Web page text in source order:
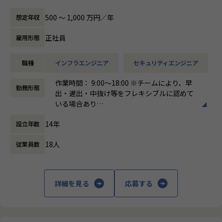
展する企業です。そして、社員全員が燃え続
ます。お客様に対する長期的な貢献を果たす
支えるインフラ基盤・セキュリティ統制・監視体制を全社横
断で整備・強化していくフェーズにあります。
現在、一部プロダクトのAWSからGoogle Cloud への移行を
はじめ、各プロダクトの脆弱性対応やセキュリティガバナン
かつスケーラブルに進化させる中核メンバーを求めていま
▼求める人物像
「一流であれ」「自ら仕掛ける」「ヒトをつくる」「本気を
複数プロダクトを横断し、当事者意識を持って課題を完遂で
未整備の課題を自ら発見し、仕組みとして解決することにや
ポジションの魅力
全社の技術基盤を「設計する」立場
特定プロダクトの運用担当ではなく、オープングループ全体
のインフラ・セキュリティ・監視の標準を自ら定義していく
想定年収 500 〜 1,000 万円／年
雇用形態 正社員
職種 インフラエンジニア セキュリティエンジニア
勤務形態
作業時間： 9:00〜18:00 ※チームにより、早
出・遅出・中抜け等をフレキシブルに認めて
いる場合あり
時など）
休憩時間： 60分
設立年数 14年
従業員数 18人
詳細を見る 応募する